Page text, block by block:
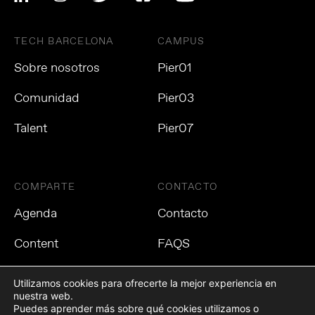
TECH BARCELONA
Sobre nosotros
Comunidad
Talent
CAMPUS
Pier01
Pier03
Pier07
COMPARTE
Agenda
Content
CONTACTO
Contacto
FAQS
Utilizamos cookies para ofrecerte la mejor experiencia en
nuestra web.
Puedes aprender más sobre qué cookies utilizamos o